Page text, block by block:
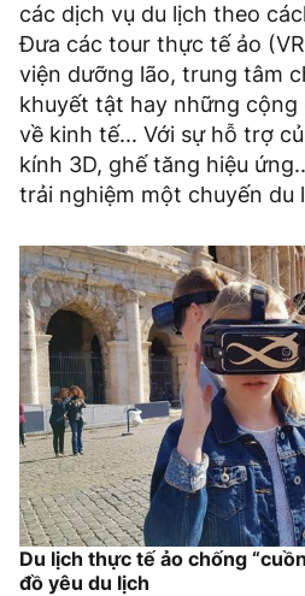
các dịch vụ du lịch theo
Đưa các tour thực tế ảo
viện dưỡng lão, trung tâm
khuyết tật hay những cộng
về kinh tế... Với sự hỗ trợ
kính 3D, ghế tăng hiệu
trải nghiệm một chuyến du
Du lịch thực tế ảo chống
đồ yêu du lịch